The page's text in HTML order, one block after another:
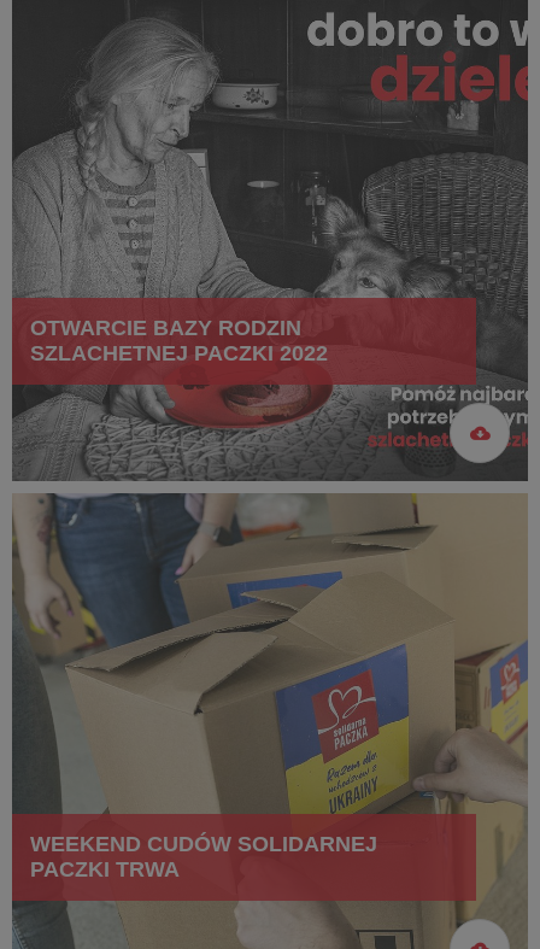
OTWARCIE BAZY RODZIN
SZLACHETNEJ PACZKI 2022
WEEKEND CUDÓW SOLIDARNEJ
PACZKI TRWA